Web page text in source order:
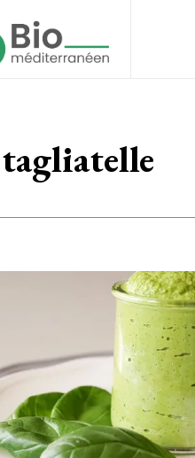
tagliatelle